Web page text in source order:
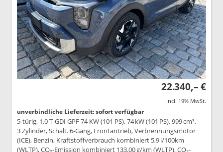
22.340,– €
incl. 19% MwSt.
unverbindliche Lieferzeit: sofort verfügbar
5-türig, 1,0 T-GDI GPF 74 KW (101 PS), 74 kW (101 PS), 999 cm³,
3 Zylinder, Schalt. 6-Gang, Frontantrieb, Verbrennungsmotor
(ICE), Benzin, Kraftstoffverbrauch kombiniert 5,9 l/100km
(WLTP), CO₂-Emission kombiniert 133.00 g/km (WLTP), CO₂-